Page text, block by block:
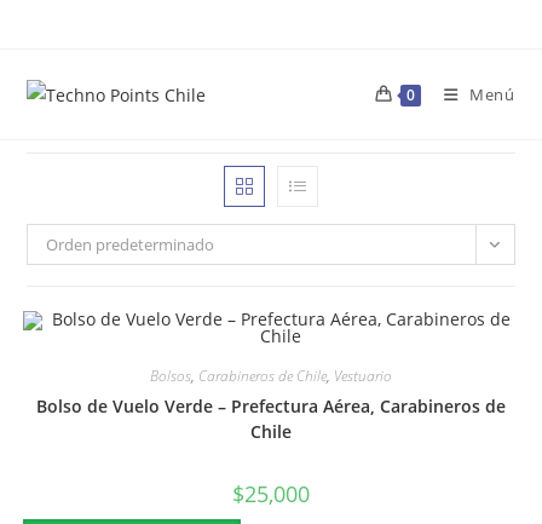
contenido
0 Menú
Orden predeterminado
Bolsos, Carabineros de Chile, Vestuario
Bolso de Vuelo Verde – Prefectura Aérea, Carabineros de
Chile
$25,000